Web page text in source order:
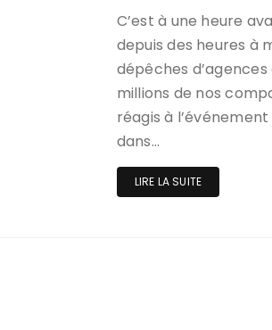
C’est à une heure
depuis des heures à
dépêches
millions de nos
réagis à
dans…
LIRE LA SUITE